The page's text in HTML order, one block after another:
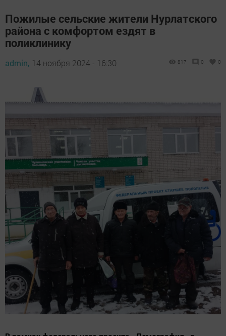
Пожилые сельские жители Нурлатского
района с комфортом ездят в
поликлинику
admin, 14 ноября 2024 - 16:30 817 0 0